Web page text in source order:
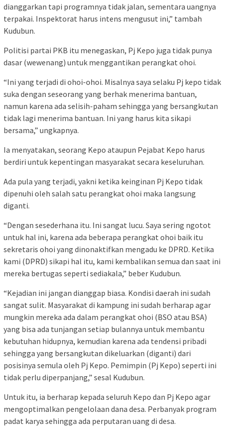
dianggarkan tapi programnya tidak jalan, sementara uangnya
terpakai. Inspektorat harus intens mengusut ini,” tambah
Kudubun.
Politisi partai PKB itu menegaskan, Pj Kepo juga tidak punya
dasar (wewenang) untuk menggantikan perangkat ohoi.
“Ini yang terjadi di ohoi-ohoi. Misalnya saya selaku Pj kepo tidak
suka dengan seseorang yang berhak menerima bantuan,
namun karena ada selisih-paham sehingga yang bersangkutan
tidak lagi menerima bantuan. Ini yang harus kita sikapi
bersama,” ungkapnya.
Ia menyatakan, seorang Kepo ataupun Pejabat Kepo harus
berdiri untuk kepentingan masyarakat secara keseluruhan.
Ada pula yang terjadi, yakni ketika keinginan Pj Kepo tidak
dipenuhi oleh salah satu perangkat ohoi maka langsung
diganti.
“Dengan sesederhana itu. Ini sangat lucu. Saya sering ngotot
untuk hal ini, karena ada beberapa perangkat ohoi baik itu
sekretaris ohoi yang dinonaktifkan mengadu ke DPRD. Ketika
kami (DPRD) sikapi hal itu, kami kembalikan semua dan saat ini
mereka bertugas seperti sediakala,” beber Kudubun.
“Kejadian ini jangan dianggap biasa. Kondisi daerah ini sudah
sangat sulit. Masyarakat di kampung ini sudah berharap agar
mungkin mereka ada dalam perangkat ohoi (BSO atau BSA)
yang bisa ada tunjangan setiap bulannya untuk membantu
kebutuhan hidupnya, kemudian karena ada tendensi pribadi
sehingga yang bersangkutan dikeluarkan (diganti) dari
posisinya semula oleh Pj Kepo. Pemimpin (Pj Kepo) seperti ini
tidak perlu diperpanjang,” sesal Kudubun.
Untuk itu, ia berharap kepada seluruh Kepo dan Pj Kepo agar
mengoptimalkan pengelolaan dana desa. Perbanyak program
padat karya sehingga ada perputaran uang di desa.